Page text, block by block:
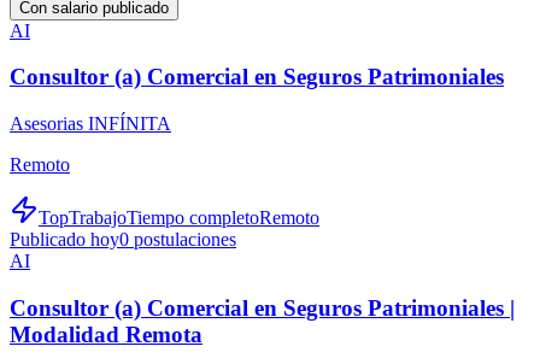
Con salario publicado
AI
Consultor (a) Comercial en Seguros Patrimoniales
Asesorias INFÍNITA
Remoto
TopTrabajoTiempo completoRemoto
Publicado hoy0 postulaciones
AI
Consultor (a) Comercial en Seguros Patrimoniales |
Modalidad Remota